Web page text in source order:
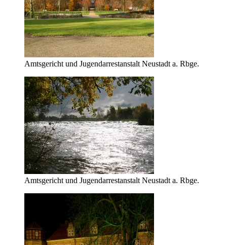
Amtsgericht und Jugendarrestanstalt Neustadt a. Rbge.
Amtsgericht und Jugendarrestanstalt Neustadt a. Rbge.